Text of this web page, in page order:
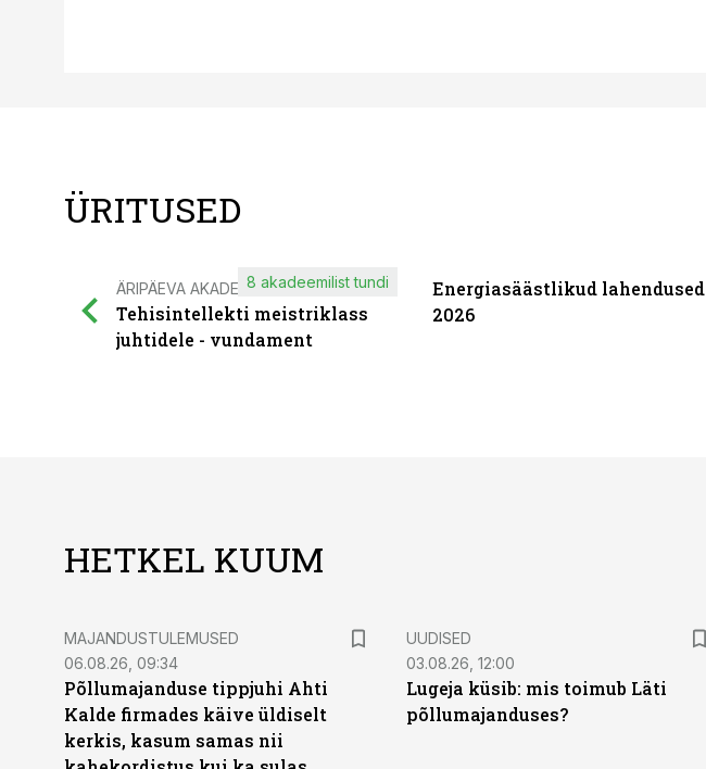
ÜRITUSED
ÄRIPÄEVA AKADEEMIA
Tehisintellekti meistriklass
juhtidele - vundament
8 akadeemilist tundi
Energiasäästlikud lahendused
2026
HETKEL KUUM
MAJANDUSTULEMUSED
06.08.26, 09:34
Põllumajanduse tippjuhi Ahti
Kalde firmades käive üldiselt
kerkis, kasum samas nii
UUDISED
03.08.26, 12:00
Lugeja küsib: mis toimub Läti
põllumajanduses?